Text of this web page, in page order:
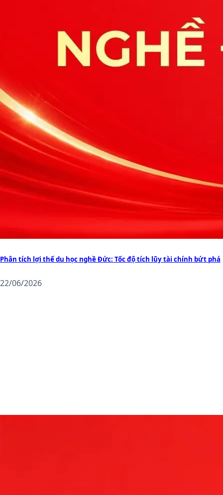
Phân tích lợi thế du học nghề Đức: Tốc độ tích lũy tài chính bứt phá
22/06/2026